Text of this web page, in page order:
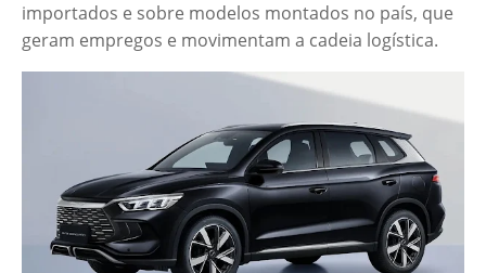
importados e sobre modelos montados no país, que
geram empregos e movimentam a cadeia logística.